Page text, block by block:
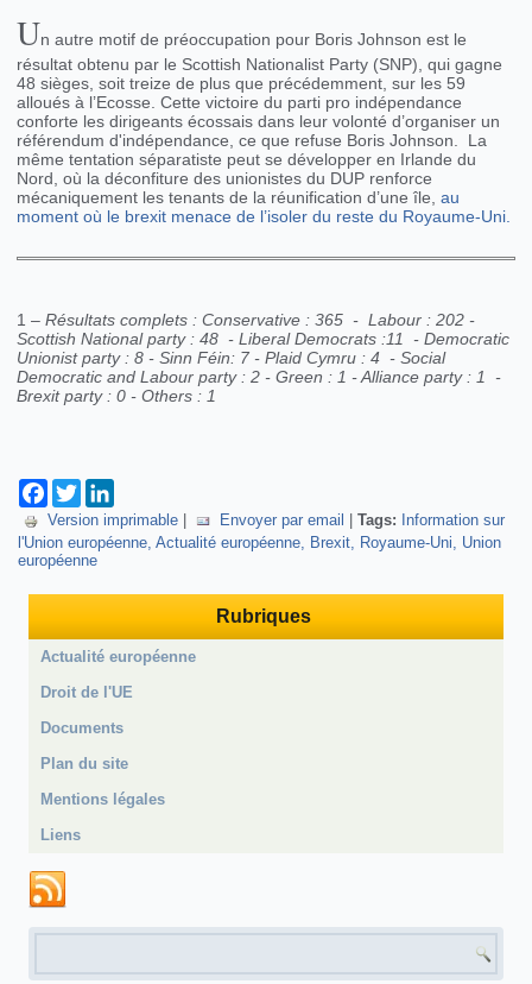
Un autre motif de préoccupation pour Boris Johnson est le
résultat obtenu par le Scottish Nationalist Party (SNP), qui gagne
48 sièges, soit treize de plus que précédemment, sur les 59
alloués à l’Ecosse. Cette victoire du parti pro indépendance
conforte les dirigeants écossais dans leur volonté d’organiser un
référendum d'indépendance, ce que refuse Boris Johnson. La
même tentation séparatiste peut se développer en Irlande du
Nord, où la déconfiture des unionistes du DUP renforce
mécaniquement les tenants de la réunification d’une île, au
moment où le brexit menace de l’isoler du reste du Royaume-Uni.
1 – Résultats complets : Conservative : 365 - Labour : 202 -
Scottish National party : 48 - Liberal Democrats :11 - Democratic
Unionist party : 8 - Sinn Féin: 7 - Plaid Cymru : 4 - Social
Democratic and Labour party : 2 - Green : 1 - Alliance party : 1 -
Brexit party : 0 - Others : 1
Facebook
Twitter
Version imprimable| Envoyer par email |Tags:
Information sur
l'Union européenne Actualité européenne Brexit Royaume-Uni
Union
européenne
Rubriques
Actualité européenne
Droit de l'UE
Documents
Plan du site
Mentions légales
Liens